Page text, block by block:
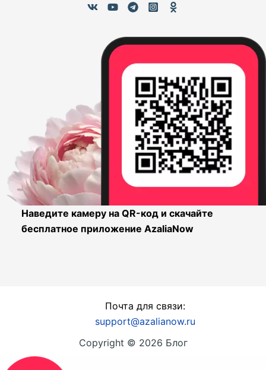
Наведите камеру на QR-код и скачайте
бесплатное приложение AzaliaNow
Почта для связи:
support@azalianow.ru
Copyright © 2026 Блог